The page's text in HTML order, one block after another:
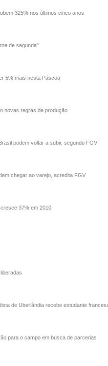
325% nos últimos cinco anos
de segunda"
5% mais nesta Páscoa
novas regras de produção
podem voltar a subir, segundo FGV
chegar ao varejo, acredita FGV
37% em 2010
de Uberlândia recebe estudante
para o campo em busca de parcerias